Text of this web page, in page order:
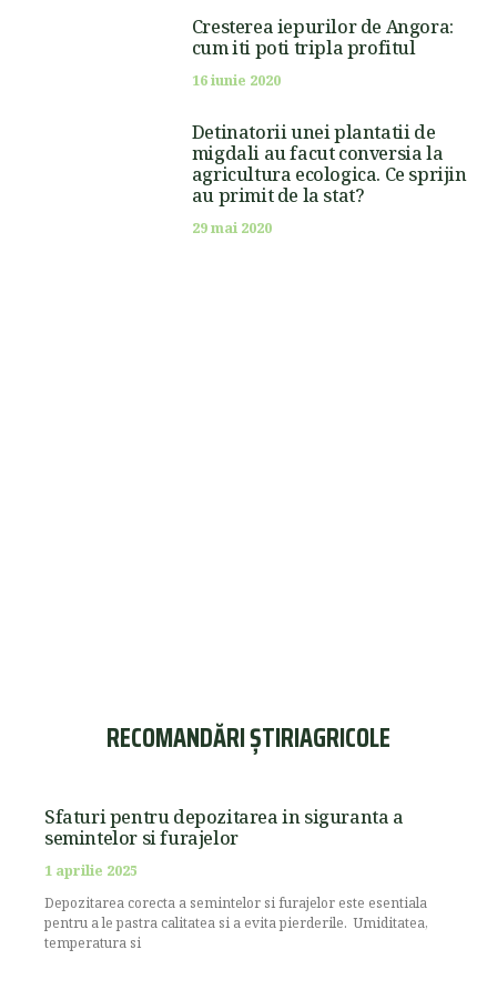
Cresterea iepurilor de Angora:
cum iti poti tripla profitul
16 iunie 2020
Detinatorii unei plantatii de
migdali au facut conversia la
agricultura ecologica. Ce sprijin
au primit de la stat?
29 mai 2020
RECOMANDĂRI ȘTIRIAGRICOLE
Sfaturi pentru depozitarea in siguranta a
semintelor si furajelor
1 aprilie 2025
Depozitarea corecta a semintelor si furajelor este esentiala
pentru a le pastra calitatea si a evita pierderile. Umiditatea,
temperatura si